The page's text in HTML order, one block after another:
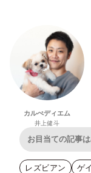
カルぺディエム
井上健斗
レズビアン ゲイ